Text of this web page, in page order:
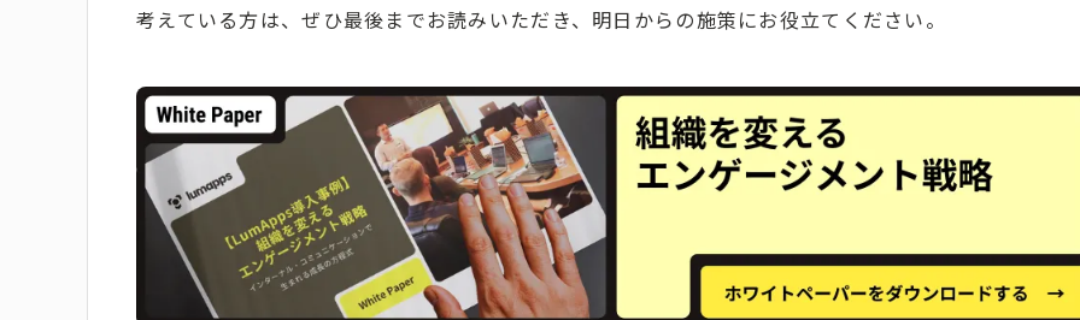
考えている方は、ぜひ最後までお読みいただき、明日からの施策にお役立てください。